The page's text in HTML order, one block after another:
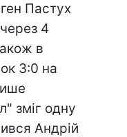
Пастух
4
в
3:0 на
зміг одну
Андрій